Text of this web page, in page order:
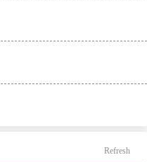
Refresh